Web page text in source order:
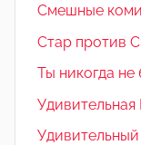
Смешные
Стар против
Ты никогда не
Удивительная